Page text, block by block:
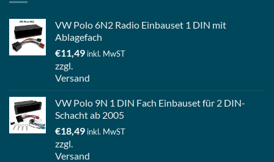
VW Polo 6N2 Radio Einbauset 1 DIN mit
Ablagefach
€11,49 inkl. MwST
zzgl.
Versand
VW Polo 9N 1 DIN Fach Einbauset für 2 DIN-
Schacht ab 2005
€18,49 inkl. MwST
zzgl.
Versand